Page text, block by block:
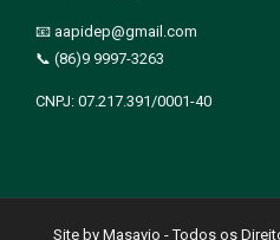
📧 aapidep@gmail.com
📞 (86)9 9997-3263
CNPJ: 07.217.391/0001-40
Site by Masavio - Todos os